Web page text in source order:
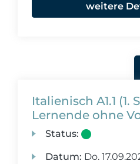
weitere
Italienisch A1.1 (1.
Lernende ohne
Status:
Datum: Do.